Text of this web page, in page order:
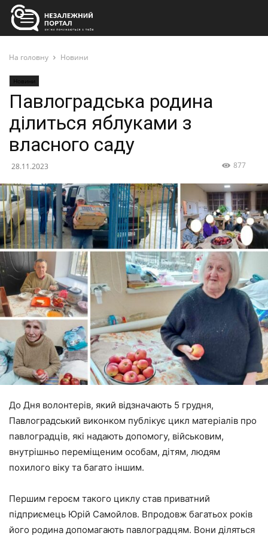
На головну Новини
Новини
Павлоградська родина
ділиться яблуками з
власного саду
28.11.2023 877
До Дня волонтерів, який відзначають 5 грудня,
Павлоградський виконком публікує цикл матеріалів про
павлоградців, які надають допомогу, військовим,
внутрішньо переміщеним особам, дітям, людям
похилого віку та багато іншим.
Першим героєм такого циклу став приватний
підприємець Юрій Самойлов. Впродовж багатьох років
його родина допомагають павлоградцям. Вони діляться